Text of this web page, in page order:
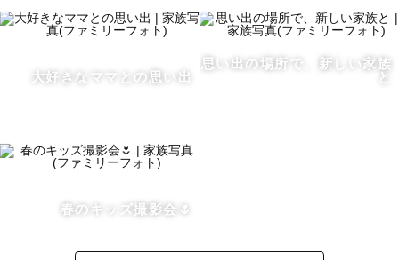
に…。
めてシャッターを切ります。
以前は、声優・俳優の専門学校で教員・講師として
合ってきました！
大好きなママとの思い出
思い出の場所で、新しい家族
と
春のキッズ撮影会🌷